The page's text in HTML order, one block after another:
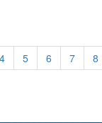
4 5 6 7 8